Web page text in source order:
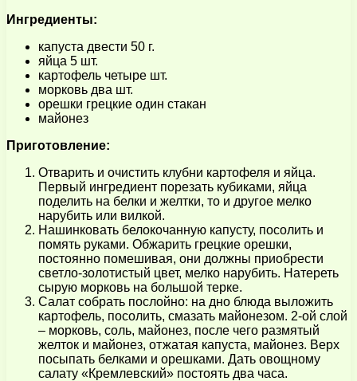
Ингредиенты:
капуста двести 50 г.
яйца 5 шт.
картофель четыре шт.
морковь два шт.
орешки грецкие один стакан
майонез
Приготовление:
Отварить и очистить клубни картофеля и яйца.
Первый ингредиент порезать кубиками, яйца
поделить на белки и желтки, то и другое мелко
нарубить или вилкой.
Нашинковать белокочанную капусту, посолить и
помять руками. Обжарить грецкие орешки,
постоянно помешивая, они должны приобрести
светло-золотистый цвет, мелко нарубить. Натереть
сырую морковь на большой терке.
Салат собрать послойно: на дно блюда выложить
картофель, посолить, смазать майонезом. 2-ой слой
– морковь, соль, майонез, после чего размятый
желток и майонез, отжатая капуста, майонез. Верх
посыпать белками и орешками. Дать овощному
салату «Кремлевский» постоять два часа.